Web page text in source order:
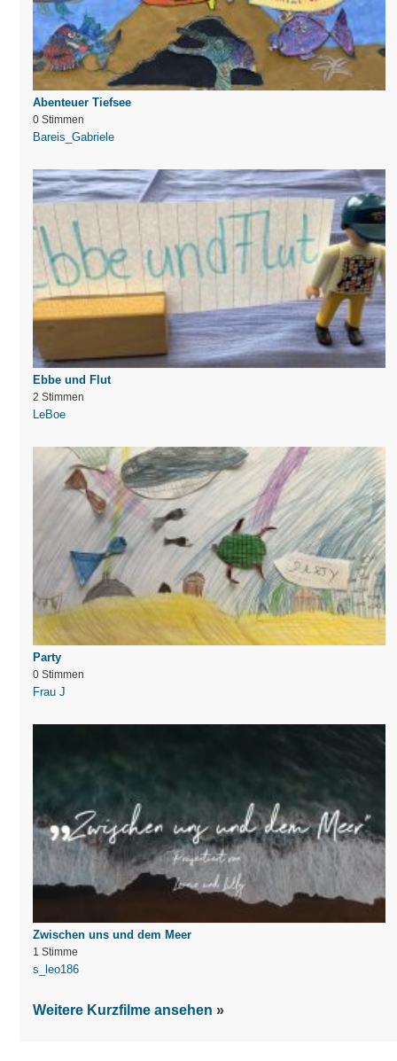
Abenteuer Tiefsee
0 Stimmen
Bareis_Gabriele
Ebbe und Flut
2 Stimmen
LeBoe
Party
0 Stimmen
Frau J
Zwischen uns und dem Meer
1 Stimme
s_leo186
Weitere Kurzfilme ansehen